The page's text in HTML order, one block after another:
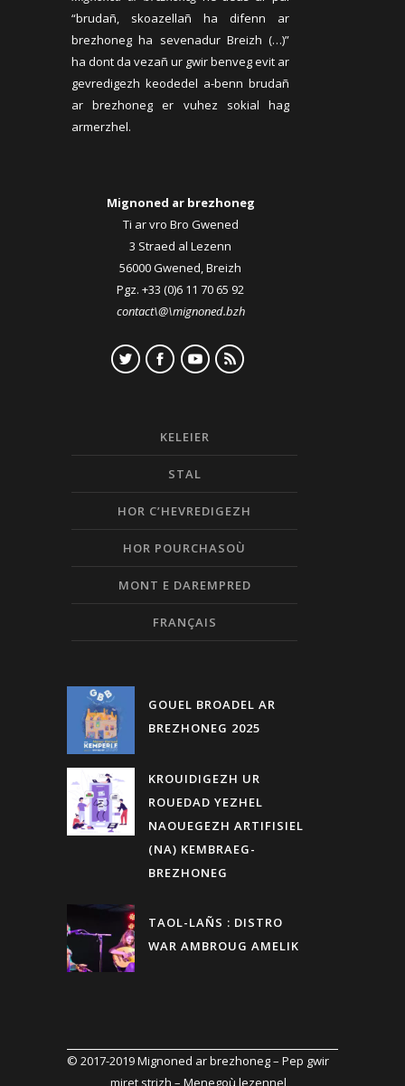
“brudañ, skoazellañ ha difenn ar
brezhoneg ha sevenadur Breizh (…)”
ha dont da vezañ ur gwir benveg evit ar
gevredigezh keodedel a-benn brudañ
ar brezhoneg er vuhez sokial hag
armerzhel.
Mignoned ar brezhoneg
Ti ar vro Bro Gwened
3 Straed al Lezenn
56000 Gwened, Breizh
Pgz. +33 (0)6 11 70 65 92
contact\@\mignoned.bzh
KELEIER
STAL
HOR C’HEVREDIGEZH
HOR POURCHASOÙ
MONT E DAREMPRED
FRANÇAIS
GOUEL BROADEL AR
BREZHONEG 2025
KROUIDIGEZH UR
ROUEDAD YEZHEL
NAOUEGEZH ARTIFISIEL
(NA) KEMBRAEG-
BREZHONEG
TAOL-LAÑS : DISTRO
WAR AMBROUG AMELIK
© 2017-2019Mignoned ar brezhoneg– Pep gwir
miret strizh – Menegoù lezennel